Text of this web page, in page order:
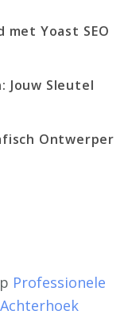
Yoast SEO
Jouw Sleutel
Ontwerper
Professionele